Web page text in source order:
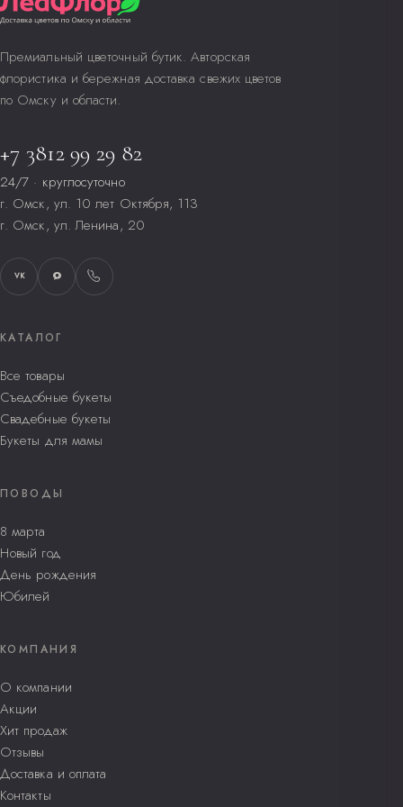
Премиальный цветочный бутик. Авторская
флористика и бережная доставка свежих цветов
по Омску и области.
+7 3812 99 29 82
24/7 · круглосуточно
г. Омск, ул. 10 лет Октября, 113
г. Омск, ул. Ленина, 20
VK
КАТАЛОГ
Все товары
Съедобные букеты
Свадебные букеты
Букеты для мамы
ПОВОДЫ
8 марта
Новый год
День рождения
Юбилей
КОМПАНИЯ
О компании
Акции
Хит продаж
Отзывы
Доставка и оплата
Контакты